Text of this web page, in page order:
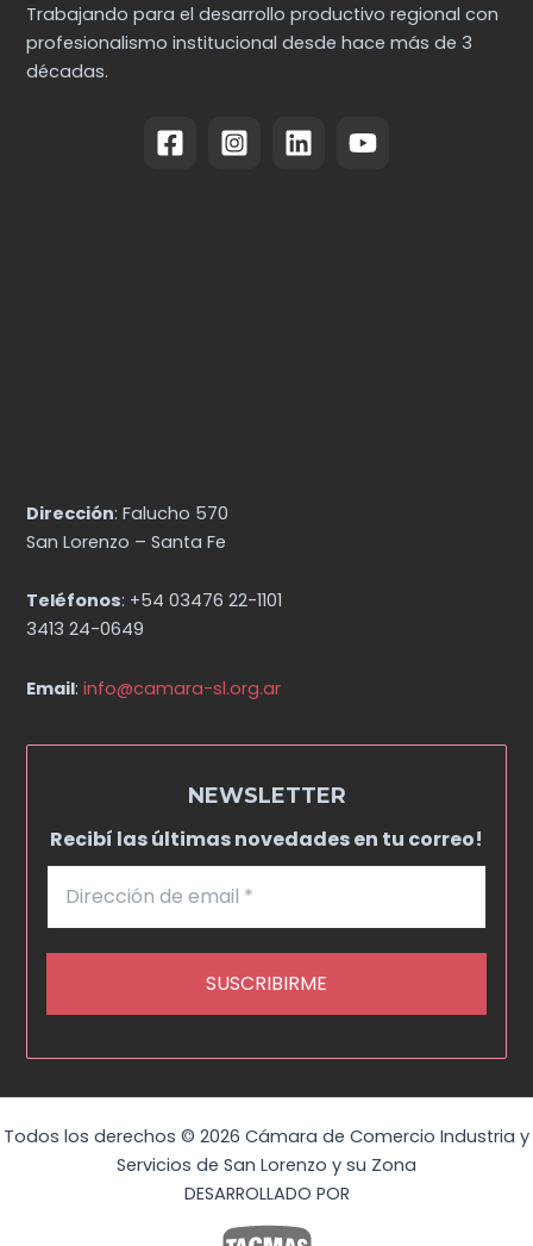
Trabajando para el desarrollo productivo regional con
profesionalismo institucional desde hace más de 3
décadas.
Dirección: Falucho 570
San Lorenzo – Santa Fe
Teléfonos: +54 03476 22-1101
3413 24-0649
Email:info@camara-sl.org.ar
NEWSLETTER
Recibí las últimas novedades en tu correo!
Todos los derechos © 2026 Cámara de Comercio Industria y
Servicios de San Lorenzo y su Zona
DESARROLLADO POR